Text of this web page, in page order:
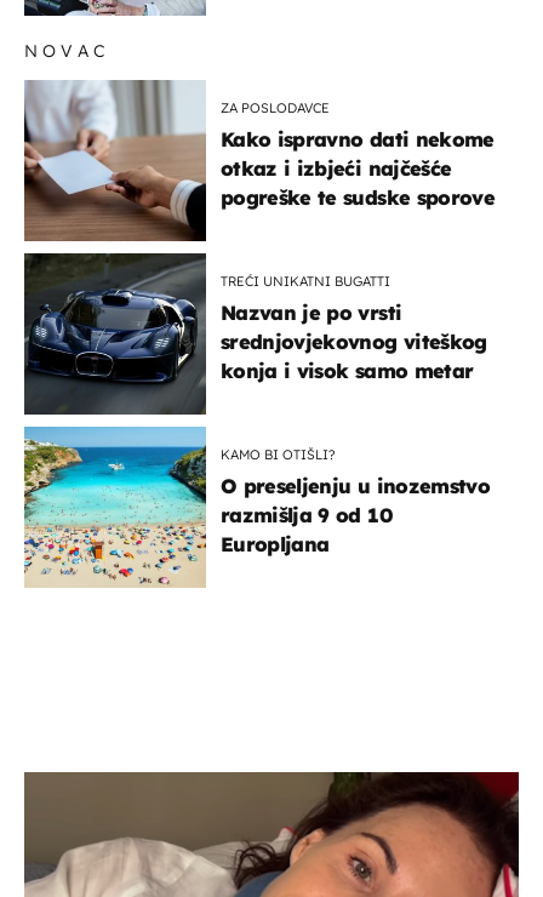
NOVAC
ZA POSLODAVCE
Kako ispravno dati nekome
otkaz i izbjeći najčešće
pogreške te sudske sporove
TREĆI UNIKATNI BUGATTI
Nazvan je po vrsti
srednjovjekovnog viteškog
konja i visok samo metar
KAMO BI OTIŠLI?
O preseljenju u inozemstvo
razmišlja 9 od 10
Europljana